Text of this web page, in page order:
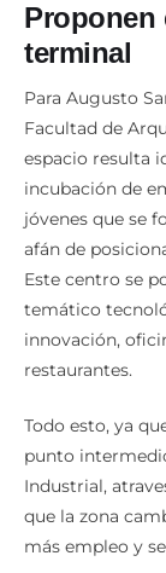
Proponen
terminal
Para Augusto
Facultad de
espacio resulta
incubación de
jóvenes que se
afán de
Este centro se
temático
innovación,
restaurantes.
Todo esto, ya
punto
Industrial,
que la zona
más empleo y